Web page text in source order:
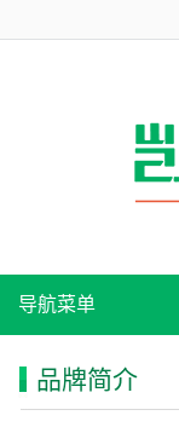
导航菜单
品牌简介